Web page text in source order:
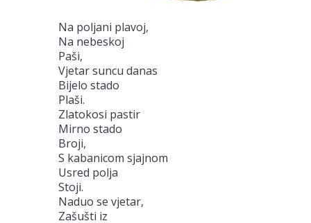
Na poljani plavoj,
Na nebeskoj
Paši,
Vjetar suncu danas
Bijelo stado
Plaši.
Zlatokosi pastir
Mirno stado
Broji,
S kabanicom sjajnom
Usred polja
Stoji.
Naduo se vjetar,
Zašušti iz